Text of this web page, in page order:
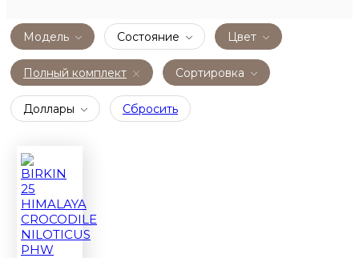
Модель Состояние Цвет
Полный комплект Сортировка
Доллары Сбросить